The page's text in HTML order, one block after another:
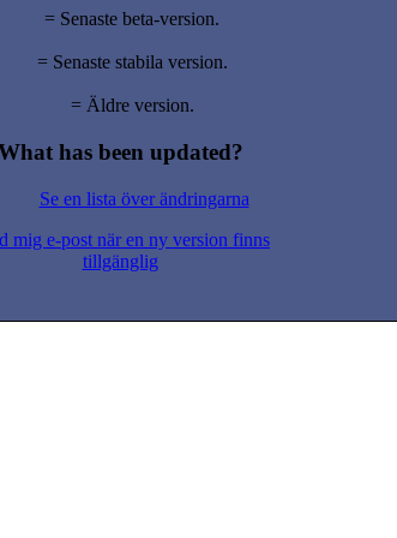
= Senaste beta-version.
= Senaste stabila version.
= Äldre version.
has been updated?
Se en lista över ändringarna
mig e-post när en ny version finns
tillgänglig